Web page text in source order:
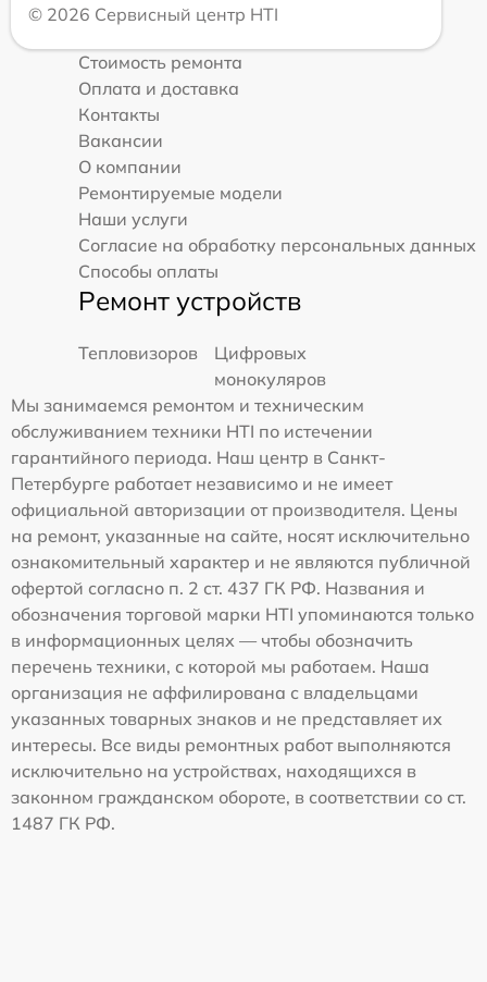
© 2026 Сервисный центр HTI
Стоимость ремонта
Оплата и доставка
Контакты
Вакансии
О компании
Ремонтируемые модели
Наши услуги
Согласие на обработку персональных данных
Способы оплаты
Ремонт устройств
Тепловизоров
Цифровых
монокуляров
Мы занимаемся ремонтом и техническим
обслуживанием техники HTI по истечении
гарантийного периода. Наш центр в Санкт-
Петербурге работает независимо и не имеет
официальной авторизации от производителя. Цены
на ремонт, указанные на сайте, носят исключительно
ознакомительный характер и не являются публичной
офертой согласно п. 2 ст. 437 ГК РФ. Названия и
обозначения торговой марки HTI упоминаются только
в информационных целях — чтобы обозначить
перечень техники, с которой мы работаем. Наша
организация не аффилирована с владельцами
указанных товарных знаков и не представляет их
интересы. Все виды ремонтных работ выполняются
исключительно на устройствах, находящихся в
законном гражданском обороте, в соответствии со ст.
1487 ГК РФ.